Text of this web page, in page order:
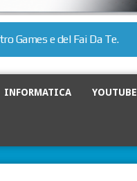
Games e del Fai Da Te.
INFORMATICA YOUTUBE